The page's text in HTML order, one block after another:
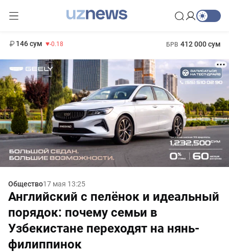
11 916 сум 28.92 МРОТ 1 271 000 сум
Общество17 мая 13:25
Английский с пелёнок и идеальный
порядок: почему семьи в
Узбекистане переходят на нянь-
филиппинок